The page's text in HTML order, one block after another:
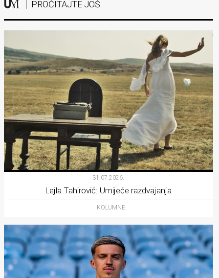
PROČITAJTE JOŠ
31.07.2026.
Lejla Tahirović: Umijeće razdvajanja
KOLUMNE